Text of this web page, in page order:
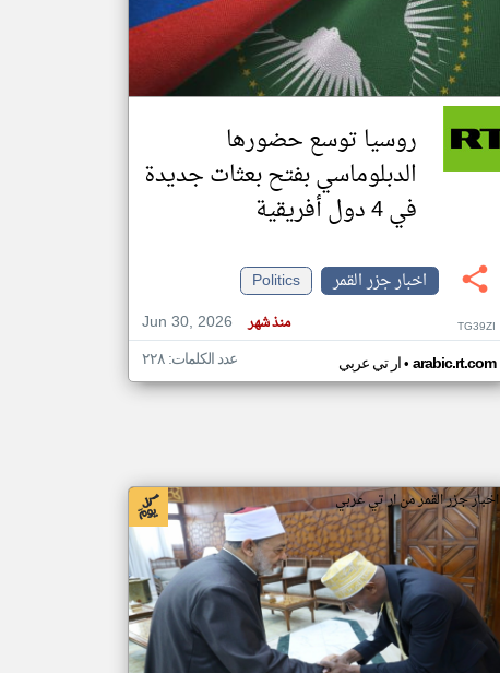
تغيير الدولة
اخبار جزر القمر على مدار الساعة
أهم اخبار جزر القمر العاجلة والمباشرة
روسيا توسع حضورها
الدبلوماسي بفتح بعثات جديدة
في 4 دول أفريقية
اخبار جزر القمر
Politics
Jun 30, 2026
منذ شهر TG39ZI
ار تي عربي• arabic.rt.com عدد الكلمات: ٢٢٨
اخبار جزر القمر من ار تي عربي
klyoum.com